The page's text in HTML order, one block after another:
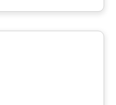
Appartement